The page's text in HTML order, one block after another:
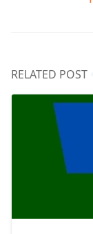
RELATED POST